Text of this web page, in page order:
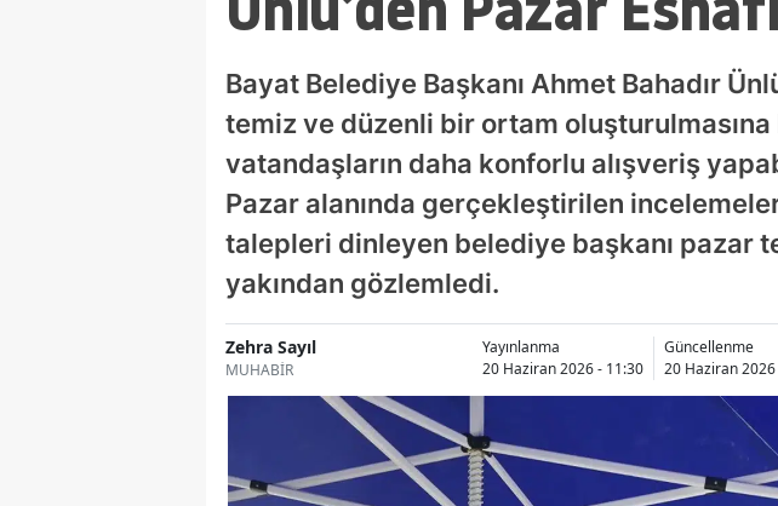
Bayat Belediye Başkanı Ahmet Bahadır
temiz ve düzenli bir ortam
vatandaşların daha konforlu alışveriş
Pazar alanında gerçekleştirilen
talepleri dinleyen belediye başkanı pazar
yakından gözlemledi.
Zehra Sayıl
MUHABİR
Yayınlanma
20 Haziran 2026 - 11:30
Güncellenme
20 Haziran